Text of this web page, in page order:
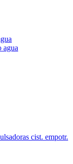
agua
cist. empotr.